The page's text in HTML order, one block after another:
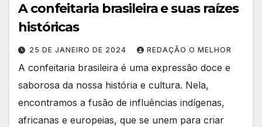
A confeitaria brasileira e suas raízes
históricas
25 DE JANEIRO DE 2024 REDAÇÃO O MELHOR
A confeitaria brasileira é uma expressão doce e
saborosa da nossa história e cultura. Nela,
encontramos a fusão de influências indígenas,
africanas e europeias, que se unem para criar